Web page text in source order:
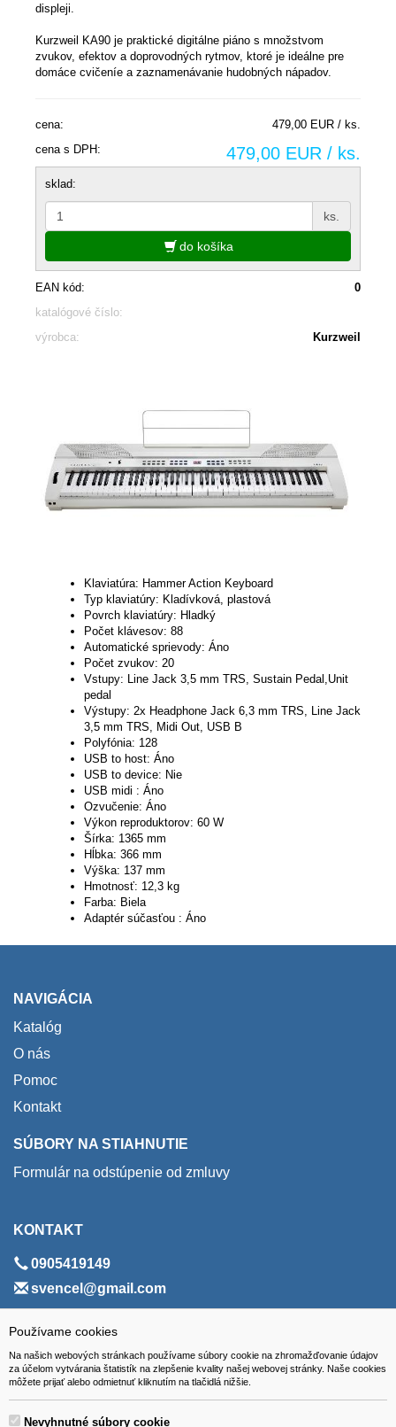
Používame cookies
Na našich webových stránkach používame súbory cookie na zhromažďovanie údajov
za účelom vytvárania štatistík na zlepšenie kvality našej webovej stránky. Naše cookies
môžete prijať alebo odmietnuť kliknutím na tlačidlá nižšie.
Nevyhnutné súbory cookie
displeji.
Kurzweil KA90 je praktické digitálne piáno s množstvom
zvukov, efektov a doprovodných rytmov, ktoré je ideálne pre
domáce cvičeníe a zaznamenávanie hudobných nápadov.
cena:
479,00 EUR / ks.
cena s DPH:
479,00 EUR / ks.
sklad:
ks.
do košíka
EAN kód:
0
katalógové číslo:
výrobca:
Kurzweil
Klaviatúra: Hammer Action Keyboard
Typ klaviatúry: Kladívková, plastová
Povrch klaviatúry: Hladký
Počet klávesov: 88
Automatické sprievody: Áno
Počet zvukov: 20
Vstupy: Line Jack 3,5 mm TRS, Sustain Pedal,Unit
pedal
Výstupy: 2x Headphone Jack 6,3 mm TRS, Line Jack
3,5 mm TRS, Midi Out, USB B
Polyfónia: 128
USB to host: Áno
USB to device: Nie
USB midi : Áno
Ozvučenie: Áno
Výkon reproduktorov: 60 W
Šírka: 1365 mm
Hĺbka: 366 mm
Výška: 137 mm
Hmotnosť: 12,3 kg
Farba: Biela
Adaptér súčasťou : Áno
NAVIGÁCIA
Katalóg
O nás
Pomoc
Kontakt
SÚBORY NA STIAHNUTIE
Formulár na odstúpenie od zmluvy
KONTAKT
0905419149
svencel@gmail.com
ADRESA
VEST - tech s.r.o.
Hviezdoslavova 280/6, 965 01 Žiar nad Hronom
Slovakia (Slovak Republic)